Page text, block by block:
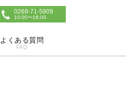
0268-71-5909
10:00〜18:00
よくある質問
FAQ